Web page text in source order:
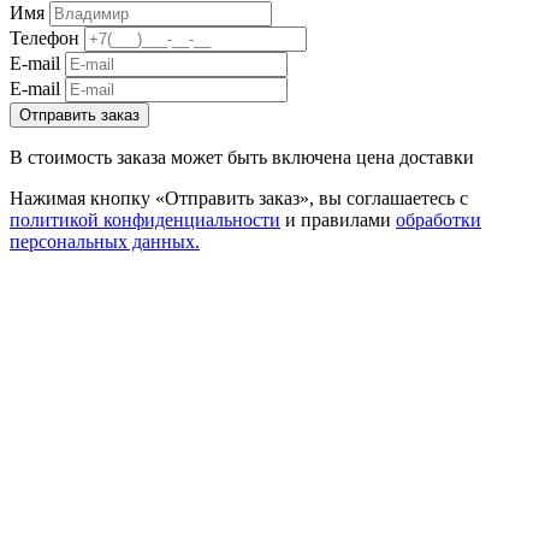
Имя
Телефон
E-mail
E-mail
Отправить заказ
В стоимость заказа может быть включена цена доставки
Нажимая кнопку «Отправить заказ», вы соглашаетесь с
политикой конфиденциальности и правилами обработки
персональных данных.